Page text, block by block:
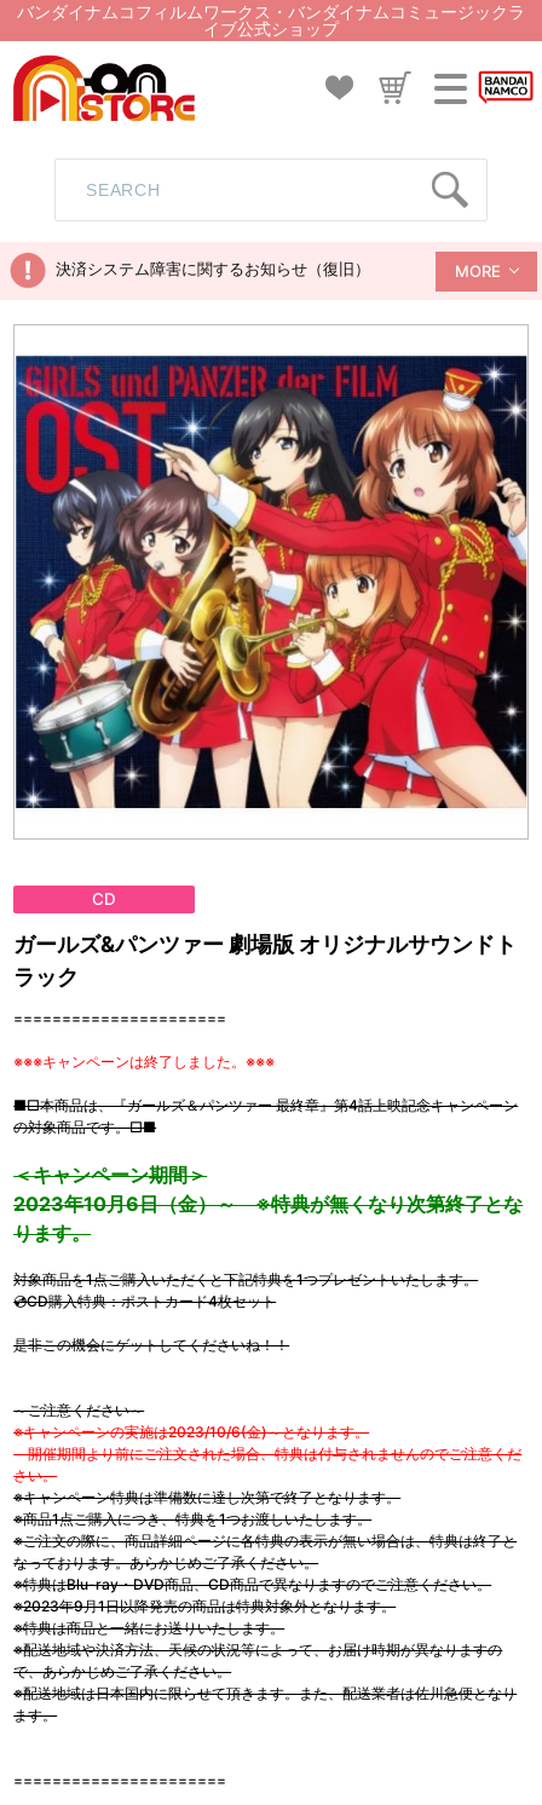
バンダイナムコフィルムワークス・バンダイナムコミュージックラ
イブ公式ショップ
決済システム障害に関するお知らせ（復旧） MORE
CD
ガールズ&パンツァー 劇場版 オリジナルサウンドト
ラック
======================
※※※キャンペーンは終了しました。※※※
■□本商品は、『ガールズ＆パンツァー 最終章』第4話上映記念キャンペーン
の対象商品です。□■
＜キャンペーン期間＞
2023年10月6日（金）～ ※特典が無くなり次第終了とな
ります。
対象商品を1点ご購入いただくと下記特典を1つプレゼントいたします。
💿CD購入特典：ポストカード4枚セット
是非この機会にゲットしてくださいね！！
～ご注意ください～
※キャンペーンの実施は2023/10/6(金)～となります。
開催期間より前にご注文された場合、特典は付与されませんのでご注意くだ
さい。
※キャンペーン特典は準備数に達し次第で終了となります。
※商品1点ご購入につき、特典を1つお渡しいたします。
※ご注文の際に、商品詳細ページに各特典の表示が無い場合は、特典は終了と
なっております。あらかじめご了承ください。
※特典はBlu-ray・DVD商品、CD商品で異なりますのでご注意ください。
※2023年9月1日以降発売の商品は特典対象外となります。
※特典は商品と一緒にお送りいたします。
※配送地域や決済方法、天候の状況等によって、お届け時期が異なりますの
で、あらかじめご了承ください。
※配送地域は日本国内に限らせて頂きます。また、配送業者は佐川急便となり
ます。
======================